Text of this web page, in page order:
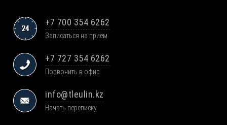
+7 700 354 6262
Записаться на прием
+7 727 354 6262
Позвонить в офис
info@tleulin.kz
Начать переписку